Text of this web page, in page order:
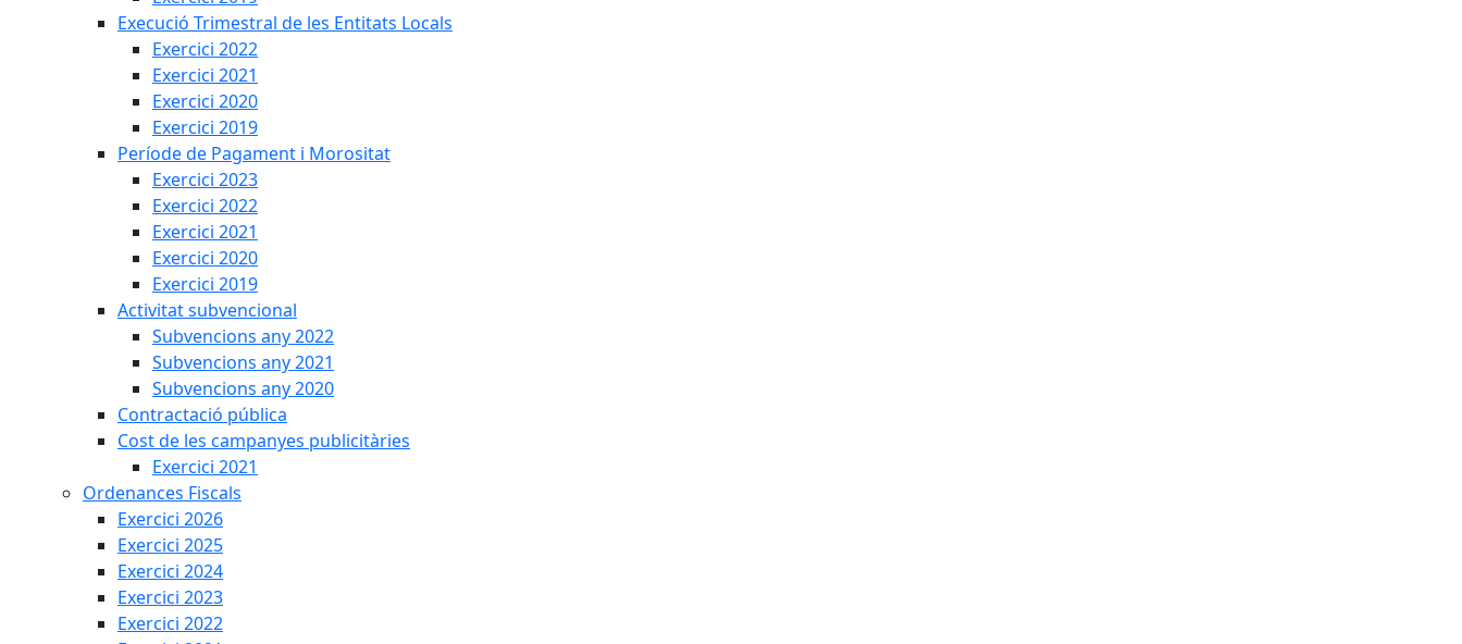
Execució Trimestral de les Entitats Locals
Exercici 2022
Exercici 2021
Exercici 2020
Exercici 2019
Període de Pagament i Morositat
Exercici 2023
Exercici 2022
Exercici 2021
Exercici 2020
Exercici 2019
Activitat subvencional
Subvencions any 2022
Subvencions any 2021
Subvencions any 2020
Contractació pública
Cost de les campanyes publicitàries
Exercici 2021
Ordenances Fiscals
Exercici 2026
Exercici 2025
Exercici 2024
Exercici 2023
Exercici 2022